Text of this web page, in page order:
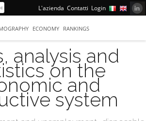
L'azienda Contatti Login
ECONOMY RANKINGS
analysis and
on the
and
system